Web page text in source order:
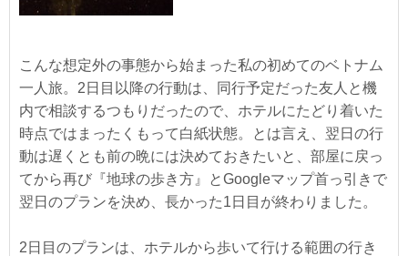
こんな想定外の事態から始まった私の初めてのベトナム
一人旅。2日目以降の行動は、同行予定だった友人と機
内で相談するつもりだったので、ホテルにたどり着いた
時点ではまったくもって白紙状態。とは言え、翌日の行
動は遅くとも前の晩には決めておきたいと、部屋に戻っ
てから再び『地球の歩き方』とGoogleマップ首っ引きで
翌日のプランを決め、長かった1日目が終わりました。
2日目のプランは、ホテルから歩いて行ける範囲の行き